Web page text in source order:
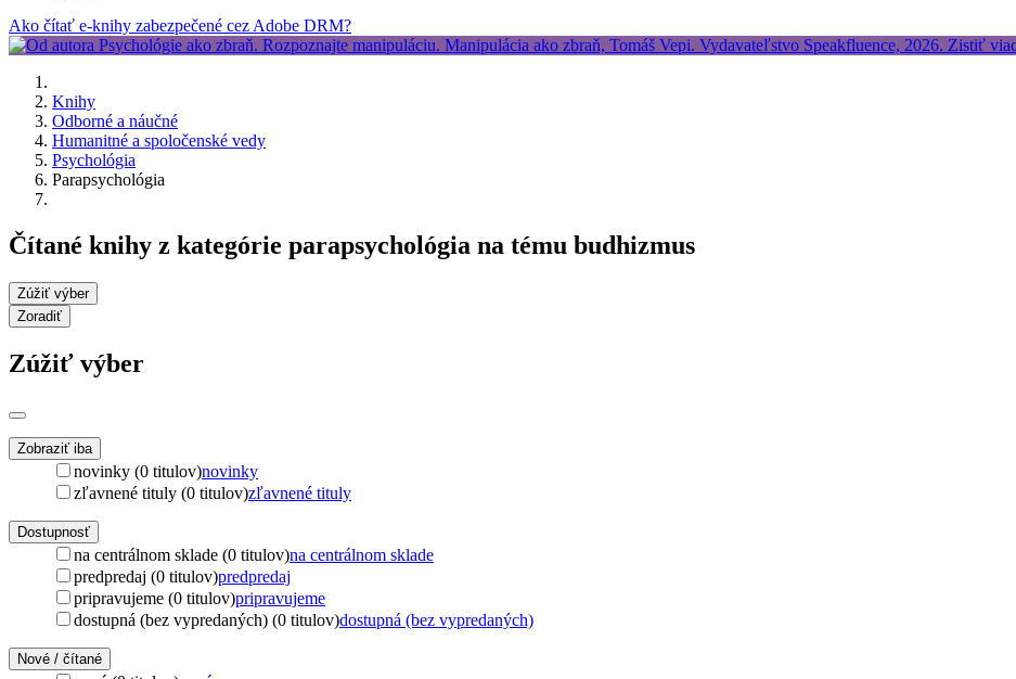
Ako čítať e-knihy zabezpečené cez Adobe DRM?
Knihy
Odborné a náučné
Humanitné a spoločenské vedy
Psychológia
Parapsychológia
Čítané knihy z kategórie parapsychológia na tému budhizmus
Zúžiť výber
Zoradiť
Zúžiť výber
Zobraziť iba
novinky (0 titulov)novinky
zľavnené tituly (0 titulov)zľavnené tituly
Dostupnosť
na centrálnom sklade (0 titulov)na centrálnom sklade
predpredaj (0 titulov)predpredaj
pripravujeme (0 titulov)pripravujeme
dostupná (bez vypredaných) (0 titulov)dostupná (bez vypredaných)
Nové / čítané